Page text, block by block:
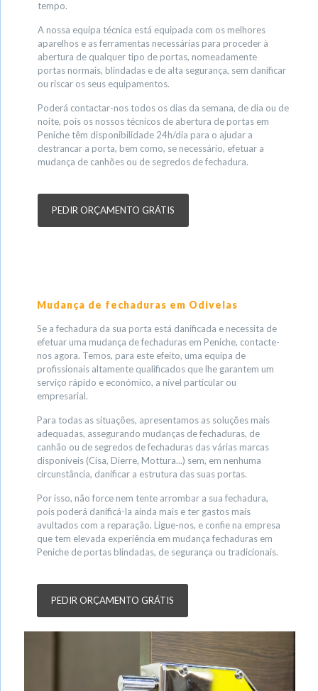
tempo.
A nossa equipa técnica está equipada com os melhores
aparelhos e as ferramentas necessárias para proceder à
abertura de qualquer tipo de portas, nomeadamente
portas normais, blindadas e de alta segurança, sem danificar
ou riscar os seus equipamentos.
Poderá contactar-nos todos os dias da semana, de dia ou de
noite, pois os nossos técnicos de abertura de portas em
Peniche têm disponibilidade 24h/dia para o ajudar a
destrancar a porta, bem como, se necessário, efetuar a
mudança de canhões ou de segredos de fechadura.
PEDIR ORÇAMENTO GRÁTIS
Mudança de fechaduras em Odivelas
Se a fechadura da sua porta está danificada e necessita de
efetuar uma mudança de fechaduras em Peniche, contacte-
nos agora. Temos, para este efeito, uma equipa de
profissionais altamente qualificados que lhe garantem um
serviço rápido e económico, a nível particular ou
empresarial.
Para todas as situações, apresentamos as soluções mais
adequadas, assegurando mudanças de fechaduras, de
canhão ou de segredos de fechaduras das várias marcas
disponíveis (Cisa, Dierre, Mottura...) sem, em nenhuma
circunstância, danificar a estrutura das suas portas.
Por isso, não force nem tente arrombar a sua fechadura,
pois poderá danificá-la ainda mais e ter gastos mais
avultados com a reparação. Ligue-nos, e confie na empresa
que tem elevada experiência em mudança fechaduras em
Peniche de portas blindadas, de segurança ou tradicionais.
PEDIR ORÇAMENTO GRÁTIS